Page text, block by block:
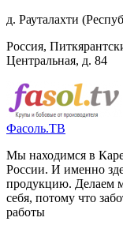
д. Рауталахти
Россия,
Центральная, д. 84
Фасоль.ТВ
Мы находимся в
России. И именно
продукцию. Делаем
себя, потому что
работы